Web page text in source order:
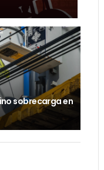
sobrecarga en